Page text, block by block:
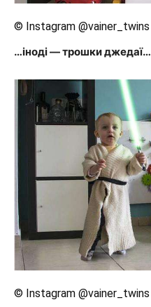
© Instagram @vainer_twins
…іноді — трошки джедаї…
© Instagram @vainer_twins